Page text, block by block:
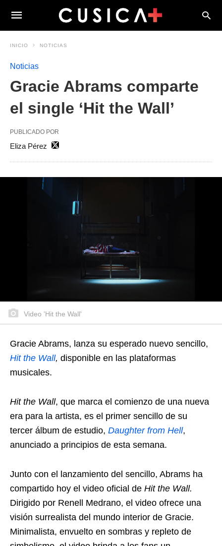
INICIO NOTICIAS
Noticias
Gracie Abrams comparte
el single ‘Hit the Wall’
PUBLICADO POR
Eliza Pérez
Video 'Hit the Wall'
Gracie Abrams, lanza su esperado nuevo sencillo,
Hit the Wall, disponible en las plataformas
musicales.
Hit the Wall, que marca el comienzo de una nueva
era para la artista, es el primer sencillo de su
tercer álbum de estudio, Daughter from Hell,
anunciado a principios de esta semana.
Junto con el lanzamiento del sencillo, Abrams ha
compartido hoy el video oficial de Hit the Wall.
Dirigido por Renell Medrano, el video ofrece una
visión surrealista del mundo interior de Gracie.
Minimalista, envuelto en sombras y repleto de